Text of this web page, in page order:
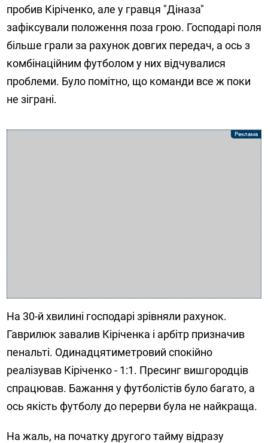
пробив Кіріченко, але у гравця "Діназа"
зафіксували положення поза грою. Господарі поля
більше грали за рахунок довгих передач, а ось з
комбінаційним футболом у них відчувалися
проблеми. Було помітно, що команди все ж поки
не зіграні.
На 30-й хвилині господарі зрівняли рахунок.
Гаврилюк завалив Кіріченка і арбітр призначив
пенальті. Одинадцятиметровий спокійно
реалізував Кіріченко - 1:1. Пресинг вишгородців
спрацював. Бажання у футболістів було багато, а
ось якість футболу до перерви була не найкраща.
На жаль, на початку другого тайму відразу